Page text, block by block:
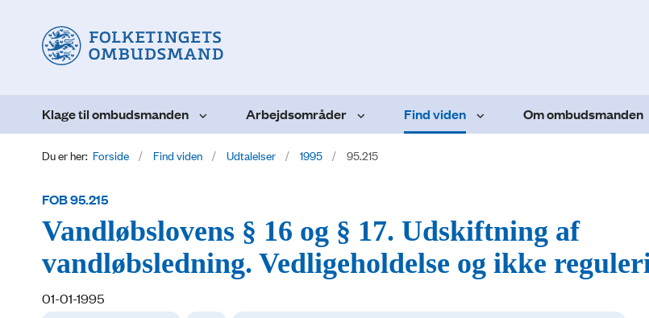
Klage til ombudsmanden Arbejdsområder Find viden Om ombudsmanden
Du er her: Forside Find viden Udtalelser 1995 95.215
FOB 95.215
Vandløbslovens § 16 og § 17. Udskiftning af
vandløbsledning. Vedligeholdelse og ikke
01-01-1995